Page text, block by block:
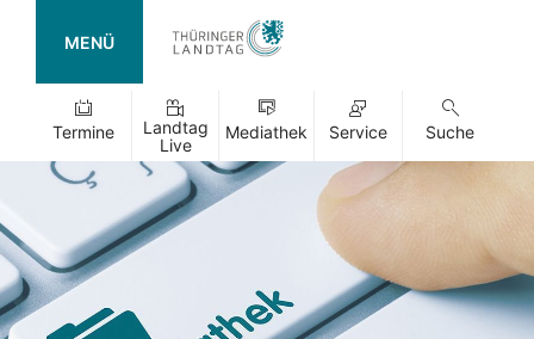
MENÜ
Termine
Landtag
Live
Mediathek Service Suche